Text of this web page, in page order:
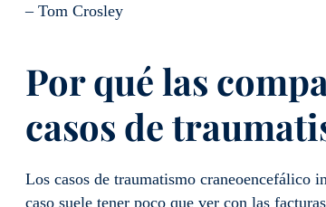
– Tom Crosley
Por qué las
casos de
Los casos de traumatismo craneoencefálico
caso suele tener poco que ver con las